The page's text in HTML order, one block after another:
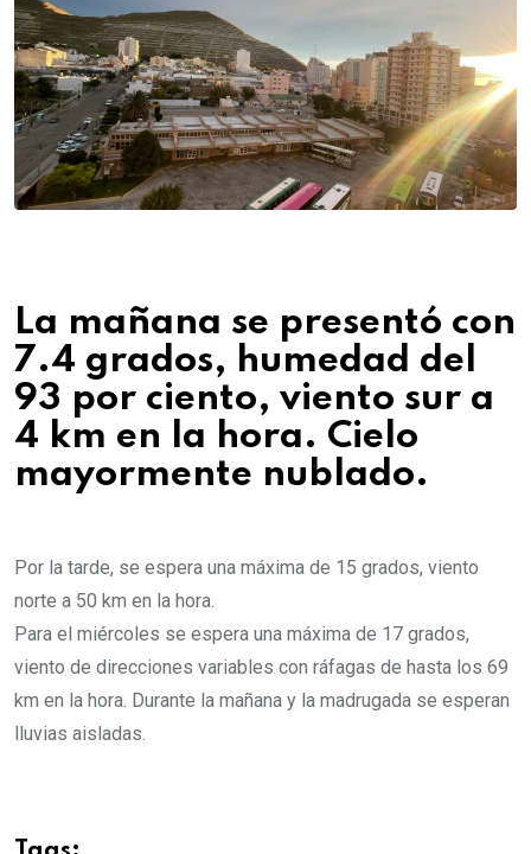
La mañana se presentó con
7.4 grados, humedad del
93 por ciento, viento sur a
4 km en la hora. Cielo
mayormente nublado.
Por la tarde, se espera una máxima de 15 grados, viento
norte a 50 km en la hora.
Para el miércoles se espera una máxima de 17 grados,
viento de direcciones variables con ráfagas de hasta los 69
km en la hora. Durante la mañana y la madrugada se esperan
lluvias aisladas.